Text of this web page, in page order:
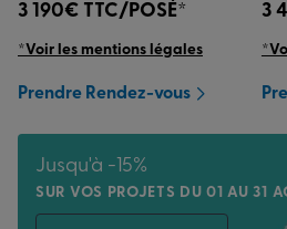
3 190€ TTC/POSÉ*
*Voir les mentions légales
Prendre Rendez-vous
3
Jusqu'à -15%
SUR VOS PROJETS DU 01 AU 31